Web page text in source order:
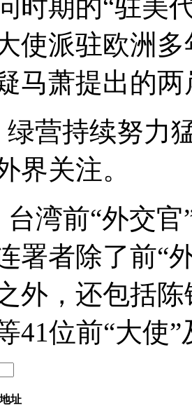
时期的“驻美
使派驻欧洲
马萧提出的
营持续努力
界关注。
台湾前“外交
署者除了前“
外，还包括
41位前“大使”
址